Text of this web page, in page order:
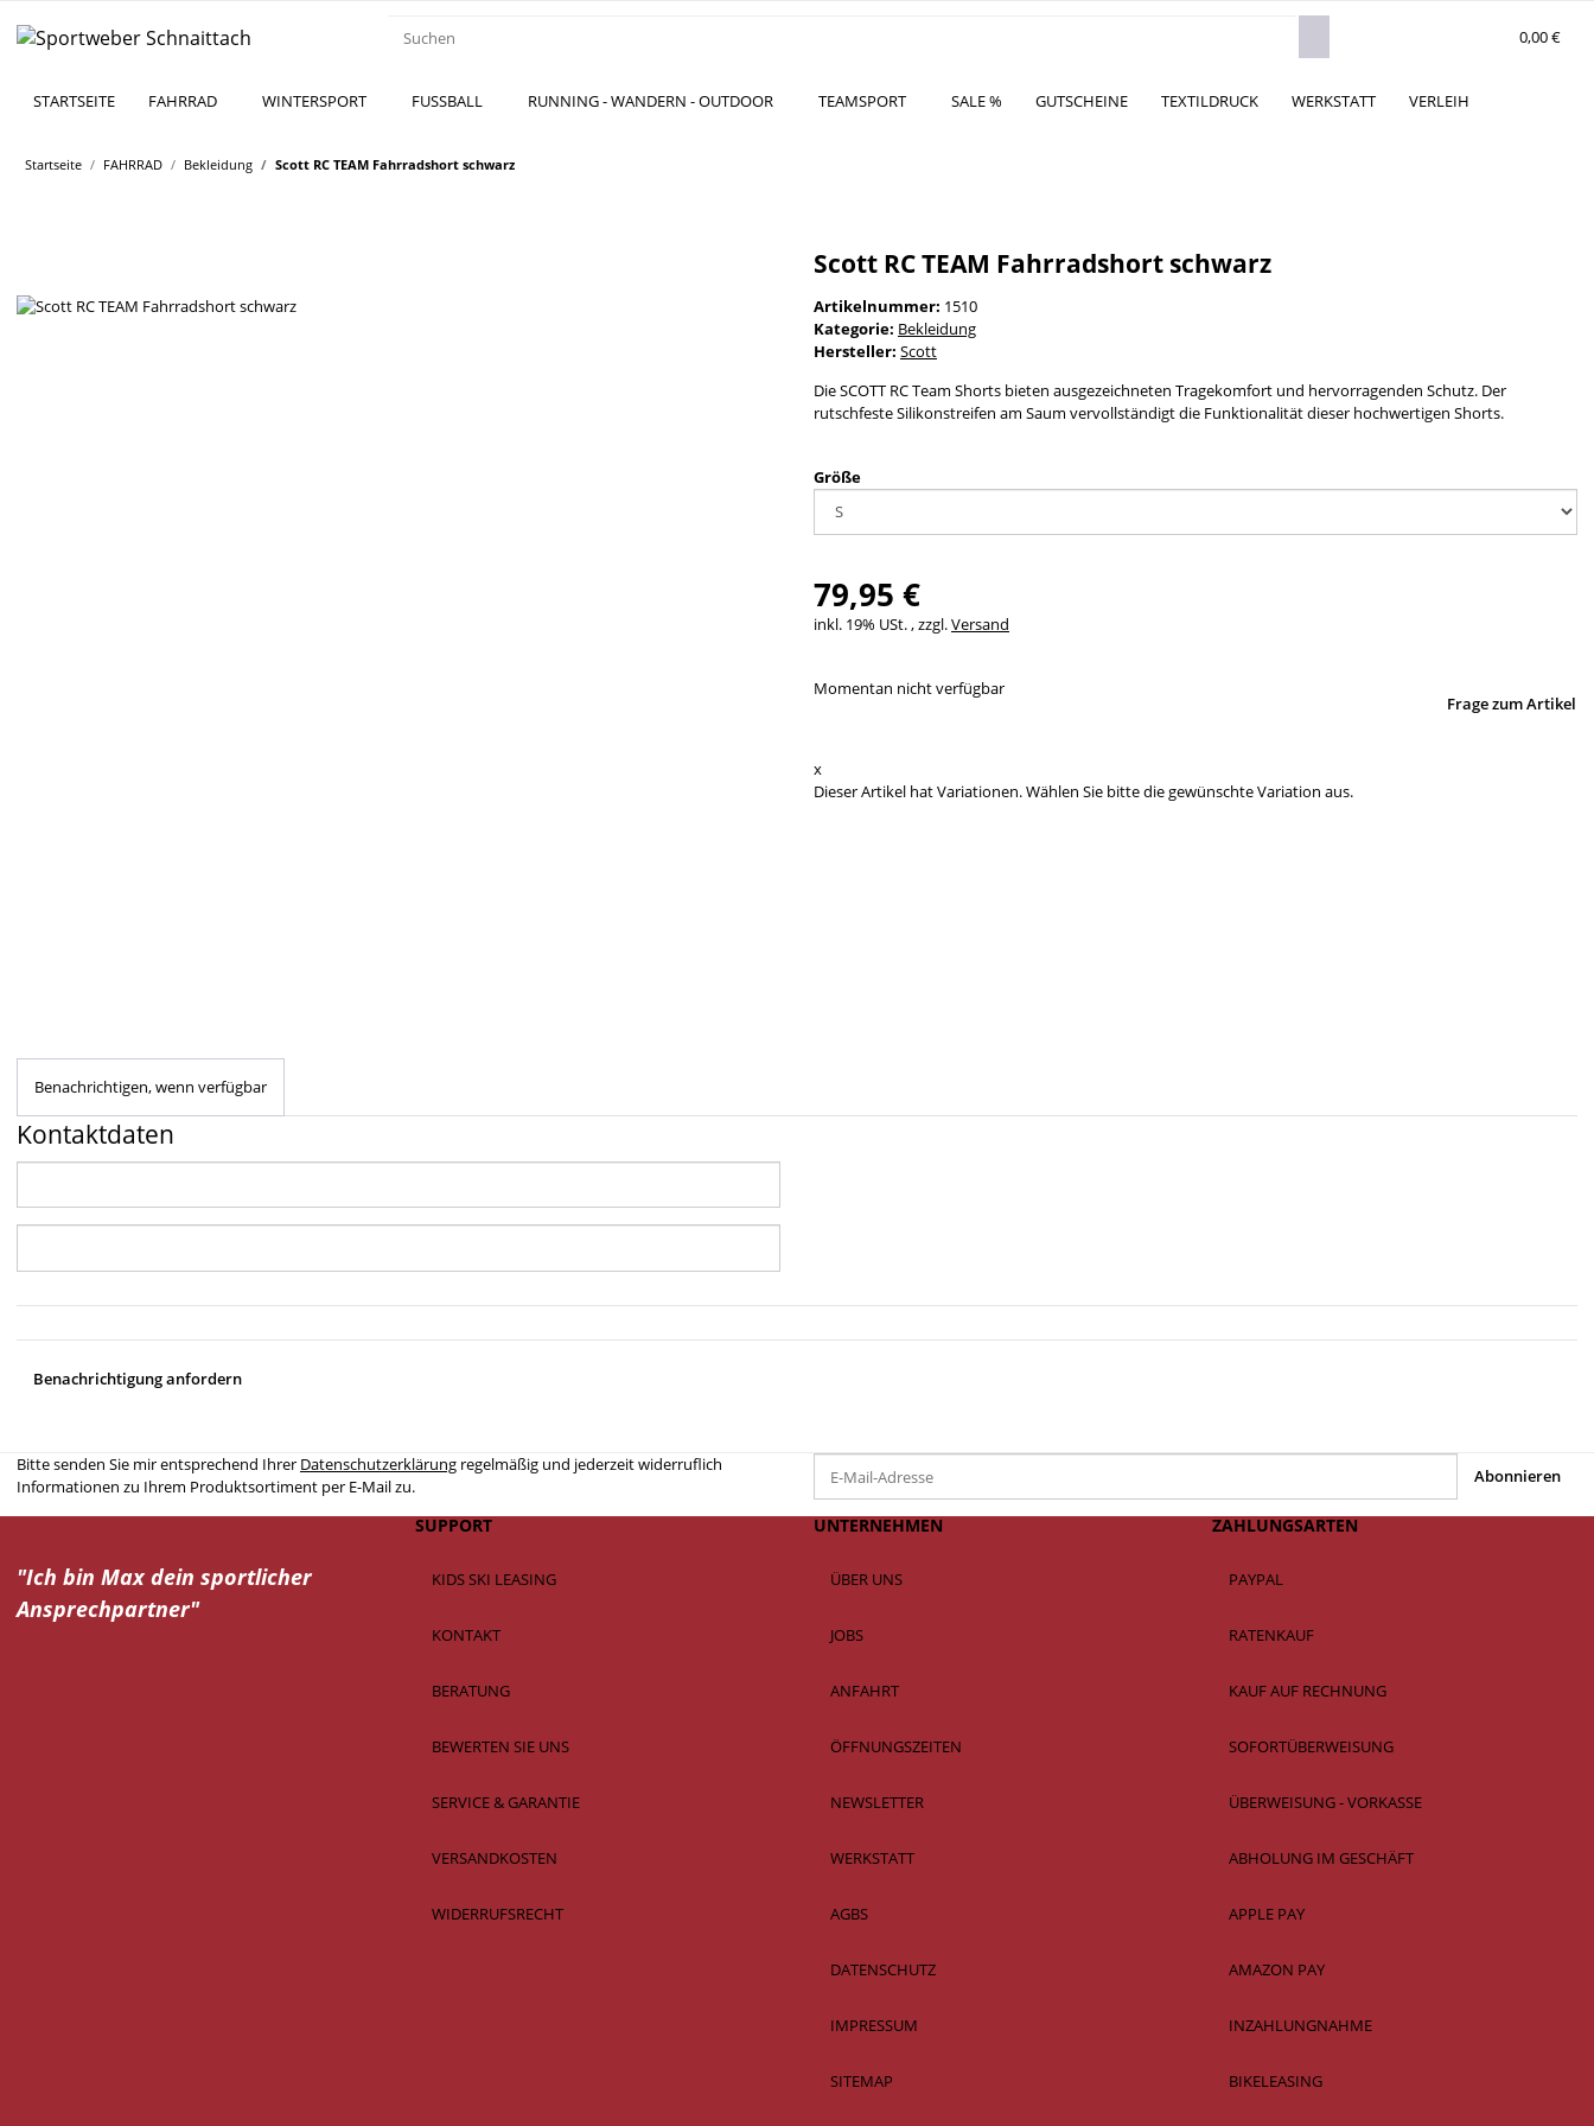
0,00 €
FAHRRAD WINTERSPORT FUSSBALL RUNNING - WANDERN - OUTDOOR TEAMSPORT SALE % GUTSCHEINE TEXTILDRUCK
STARTSEITE WERKSTATT VERLEIH
Startseite FAHRRAD Bekleidung Scott RC TEAM Fahrradshort schwarz
Scott RC TEAM Fahrradshort schwarz
Artikelnummer: 1510
Kategorie: Bekleidung
Hersteller: Scott
Die SCOTT RC Team Shorts bieten ausgezeichneten Tragekomfort und hervorragenden Schutz. Der
rutschfeste Silikonstreifen am Saum vervollständigt die Funktionalität dieser hochwertigen Shorts.
Größe
79,95 €
inkl. 19% USt. , zzgl.Versand
Momentan nicht verfügbar
Frage zum Artikel
x
Dieser Artikel hat Variationen. Wählen Sie bitte die gewünschte Variation aus.
Benachrichtigen, wenn verfügbar
Kontaktdaten
Benachrichtigung anfordern
Bitte senden Sie mir entsprechend Ihrer Datenschutzerklärung regelmäßig und jederzeit widerruflich
Informationen zu Ihrem Produktsortiment per E-Mail zu.
Abonnieren
"Ich bin Max dein sportlicher
Ansprechpartner"
SUPPORT
KIDS SKI LEASING
KONTAKT
BERATUNG
BEWERTEN SIE UNS
SERVICE & GARANTIE
VERSANDKOSTEN
WIDERRUFSRECHT
UNTERNEHMEN
ÜBER UNS
JOBS
ANFAHRT
ÖFFNUNGSZEITEN
NEWSLETTER
WERKSTATT
AGBS
DATENSCHUTZ
IMPRESSUM
SITEMAP
ZAHLUNGSARTEN
PAYPAL
RATENKAUF
KAUF AUF RECHNUNG
SOFORTÜBERWEISUNG
ÜBERWEISUNG - VORKASSE
ABHOLUNG IM GESCHÄFT
APPLE PAY
AMAZON PAY
INZAHLUNGNAHME
BIKELEASING